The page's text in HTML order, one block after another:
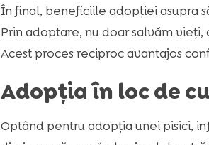
În final, beneficiile adopției asupra
Prin adoptare, nu doar salvăm
Acest proces reciproc avantajos
Adopția în loc de
Optând pentru adopția unei pisici,